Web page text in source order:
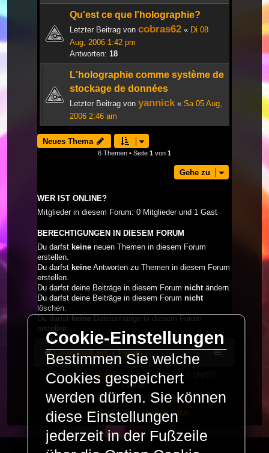
Qu'est ce que l'holographie?
Letzter Beitrag von cobras62 « Di 08
Aug, 2006 1:42 pm
Antworten: 18
L'holographie comme système de
stockage de données
Letzter Beitrag von yannick« Sa 05 Aug,
2006 2:46 am
Neues Thema
6 Themen • Seite 1 von 1
Gehe zu
WER IST ONLINE?
Mitglieder in diesem Forum: 0 Mitglieder und 1 Gast
BERECHTIGUNGEN IN DIESEM FORUM
Du darfst keine neuen Themen in diesem Forum
erstellen.
Du darfst keine Antworten zu Themen in diesem Forum
erstellen.
Du darfst deine Beiträge in diesem Forum nichtändern.
Du darfst deine Beiträge in diesem Forum nicht
löschen.
Du darfst keine Dateianhänge in diesem Forum
erstellen.
LaserFreak.net Forum
Powered byphpBB® Forum Software © phpBB
Limited
Deutsche Übersetzung durchphpBB.de
PRIVACY_LINK| TERMS_LINK
Cookie-Einstellungen
Bestimmen Sie welche
Cookies gespeichert
werden dürfen. Sie können
diese Einstellungen
jederzeit in der Fußzeile